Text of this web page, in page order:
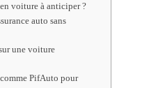
voiture à anticiper ?
auto sans
une voiture
PifAuto pour